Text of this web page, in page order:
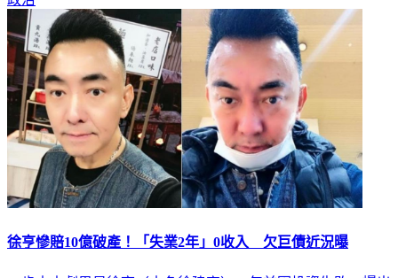
徐亨慘賠10億破產！「失業2年」0收入 欠巨債近況曝